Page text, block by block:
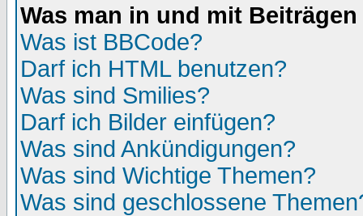
Was man in und mit
Was ist BBCode?
Darf ich HTML benutzen?
Was sind Smilies?
Darf ich Bilder einfügen?
Was sind Ankündigungen?
Was sind Wichtige Themen?
Was sind geschlossene